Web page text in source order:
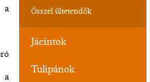
Ősszel ültetendők
Jácintok
Tulipánok
a